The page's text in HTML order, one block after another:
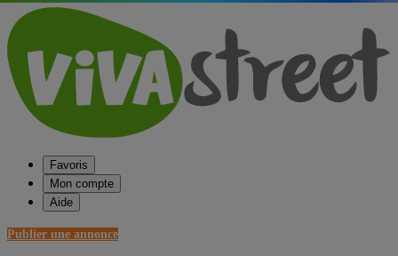
Favoris
Mon compte
Aide
Publier une annonce